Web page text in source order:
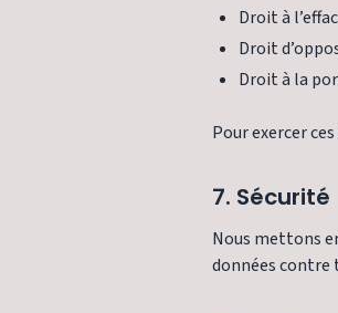
Droit à
Droit
Droit à la
Pour exercer
7. Sécurité
Nous mettons
données contre